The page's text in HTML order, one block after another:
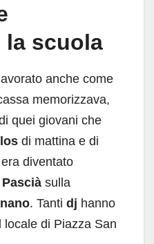
la scuola
anche come
memorizzava,
quei giovani che
di mattina e di
diventato
sulla
. Tanti dj hanno
di Piazza San